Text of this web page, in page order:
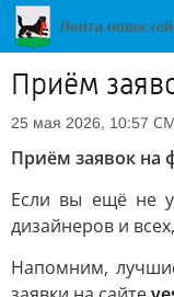
Приём
25 мая 2026, 10:57
Приём заявок на
Если вы ещё не
дизайнеров и
Напомним,